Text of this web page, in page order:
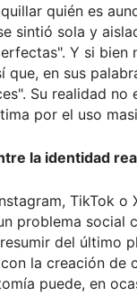
quién es
sintió sola y
Y si
que, en sus
Su realidad
por el uso
la identidad
TikTok
problema social
del último
la creación de
puede, en